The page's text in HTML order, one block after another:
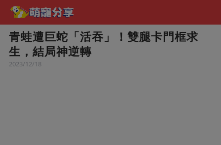
青蛙遭巨蛇「活吞」！雙腿卡門框求
生，結局神逆轉
2023/12/18